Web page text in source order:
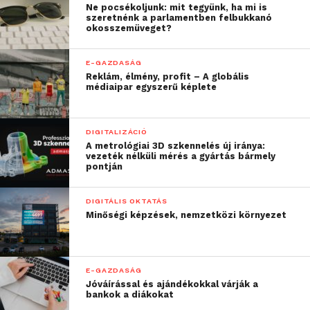
volt, hogy jobban
megértsük, milyen
kihívásokkal és – sokszor
ellentmondásos –
elvárásokkal találkoznak
ma a női vállalkozók:
legyenek határozottak,
de ne túl kemények,
empatikusak, miközben
folyamatosan
bizonyítaniuk kell
szakmai
rátermettségüket is”
Ne pocsékoljunk: mit tegyünk, ha mi is
szeretnénk a parlamentben felbukkanó
okosszemüveget?
E-GAZDASÁG
Reklám, élmény, profit – A globális
médiaipar egyszerű képlete
DIGITALIZÁCIÓ
A metrológiai 3D szkennelés új iránya:
vezeték nélküli mérés a gyártás bármely
pontján
DIGITÁLIS OKTATÁS
Minőségi képzések, nemzetközi környezet
E-GAZDASÁG
Jóváírással és ajándékokkal várják a
bankok a diákokat